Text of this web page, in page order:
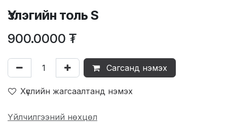
Үзлэгийн толь S
900.0000 ₮
Сагсанд нэмэх
Хүслийн жагсаалтанд нэмэх
Үйлчилгээний нөхцөл